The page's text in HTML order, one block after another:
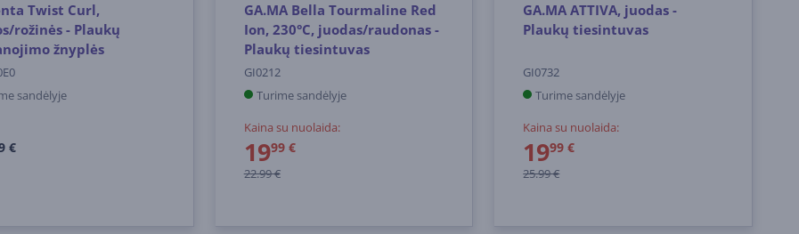
Twist Curl,
rožinės - Plaukų
žnyplės
sandėlyje
€
GA.MA Bella Tourmaline Red
Ion, 230°C, juodas/raudonas -
Plaukų tiesintuvas
GI0212
Turime sandėlyje
Kaina su nuolaida:
1999 €
22.99 €
GA.MA ATTIVA, juodas -
Plaukų tiesintuvas
GI0732
Turime sandėlyje
Kaina su nuolaida:
1999 €
25.99 €